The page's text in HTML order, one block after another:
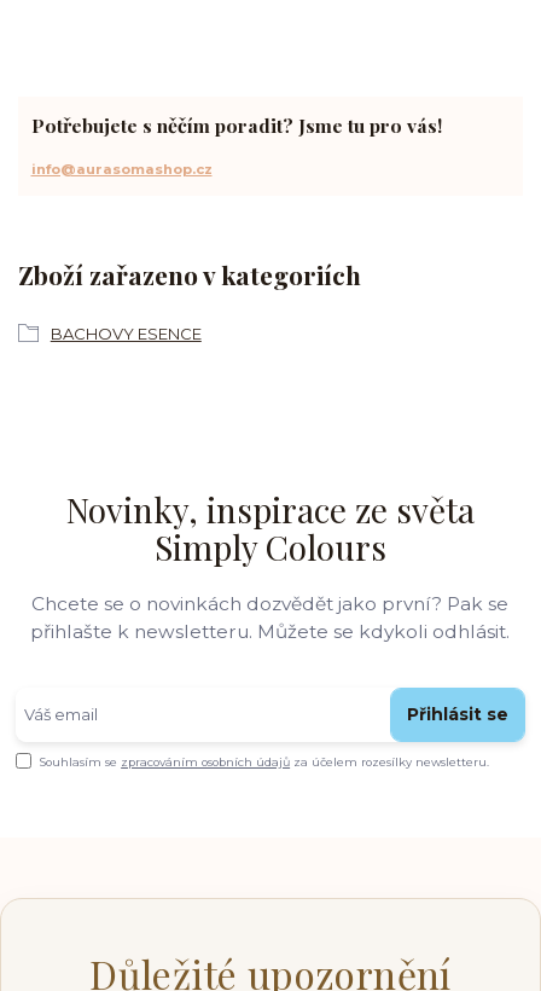
Zboží zařazeno v kategoriích
BACHOVY ESENCE
Potřebujete s něčím poradit? Jsme tu pro vás!
info@aurasomashop.cz
Novinky, inspirace ze světa
Simply Colours
Chcete se o novinkách dozvědět jako první? Pak se
přihlašte k newsletteru. Můžete se kdykoli odhlásit.
Přihlásit se
Souhlasím se zpracováním osobních údajů za účelem rozesílky newsletteru.
Důležité upozornění